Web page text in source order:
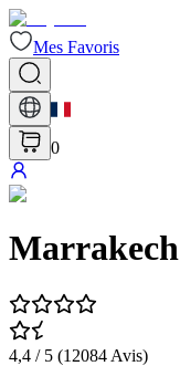
Mes Favoris
0
Marrakech
4,4 / 5 (12084 Avis)